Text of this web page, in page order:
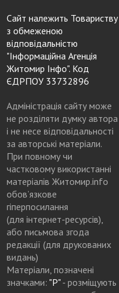
Сайт належить Товариству
з обмеженою
відповідальністю
"Інформаційна Агенція
Житомир Інфо". Код
ЄДРПОУ 33732896
Адміністрація сайту може
не розділяти думку автора
і не несе відповідальності
за авторські матеріали.
При повному чи
частковому використанні
матеріалів Житомир.info
обов’язкове
гіперпосилання
(для інтернет-ресурсів),
або письмова згода
редакції (для друкованих
видань)
Матеріали, позначені
значками: "Р"- розміщують